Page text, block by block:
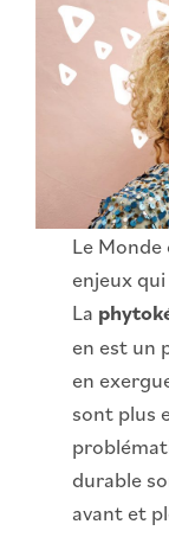
Le Monde
enjeux
La
en est un
en
sont plus
durable
avant et